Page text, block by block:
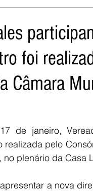
foi
Câmara
de janeiro,
realizada pelo
no plenário da Casa
a nova